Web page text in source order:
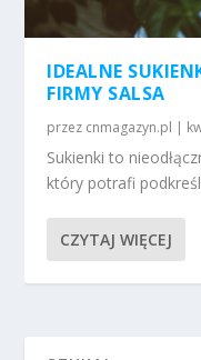
IDEALNE
FIRMY SALSA
przez cnmagazyn.pl |
Sukienki to
który potrafi
CZYTAJ WIĘCEJ